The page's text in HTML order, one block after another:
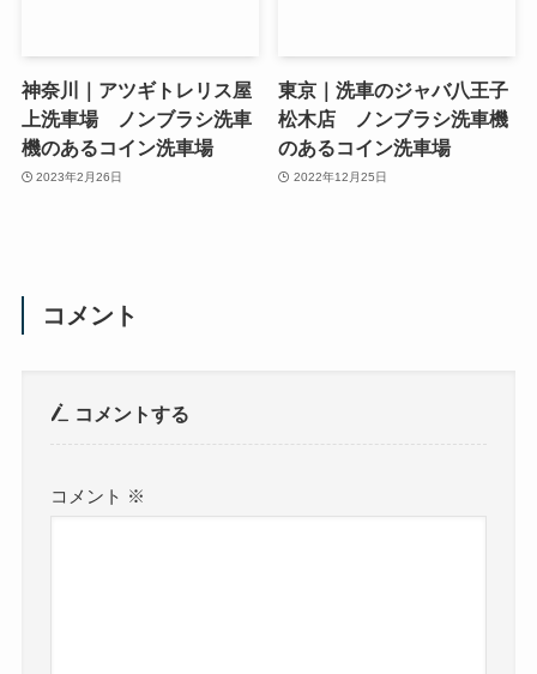
神奈川｜アツギトレリス屋
上洗車場 ノンブラシ洗車
機のあるコイン洗車場
2023年2月26日
東京｜洗車のジャバ八王子
松木店 ノンブラシ洗車機
のあるコイン洗車場
2022年12月25日
コメント
コメントする
コメント ※